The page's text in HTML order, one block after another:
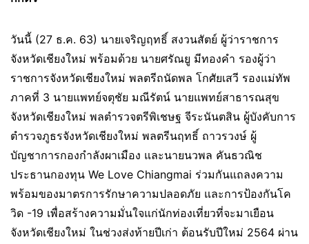
วันนี้ (27 ธ.ค. 63) นายเจริญฤทธิ์ สงวนสัตย์ ผู้ว่าราชการ
จังหวัดเชียงใหม่ พร้อมด้วย นายศรัณยู มีทองคำ รองผู้ว่า
ราชการจังหวัดเชียงใหม่ พลตรีถนัดพล โกศัยเสวี รองแม่ทัพ
ภาคที่ 3 นายแพทย์จตุชัย มณีรัตน์ นายแพทย์สาธารณสุข
จังหวัดเชียงใหม่ พลตำรวจตรีพิเชษฐ จีระนันตสิน ผู้บังคับการ
ตำรวจภูธรจังหวัดเชียงใหม่ พลตรีนฤทธิ์ ถาวรวงษ์ ผู้
บัญชาการกองกำลังผาเมือง และนายนวพล คันธวณิช
ประธานกองทุน We Love Chiangmai ร่วมกันแถลงความ
พร้อมของมาตรการรักษาความปลอดภัย และการป้องกันโค
วิด -19 เพื่อสร้างความมั่นใจแก่นักท่องเที่ยวที่จะมาเยือน
จังหวัดเชียงใหม่ ในช่วงส่งท้ายปีเก่า ต้อนรับปีใหม่ 2564 ผ่าน